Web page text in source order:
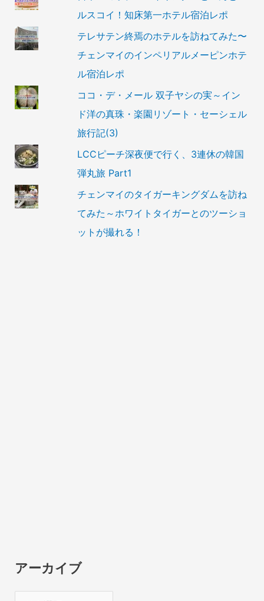
ルスコイ！知床第一ホテル宿泊レポ
テレサテン終焉のホテルを訪ねてみた〜
チェンマイのインペリアルメーピンホテ
ル宿泊レポ
ココ・デ・メール 双子ヤシの実～イン
ド洋の真珠・楽園リゾート・セーシェル
旅行記(3)
LCCピーチ深夜便で行く、3連休の韓国
弾丸旅 Part1
チェンマイのタイガーキングダムを訪ね
てみた～ホワイトタイガーとのツーショ
ットが撮れる！
アーカイブ